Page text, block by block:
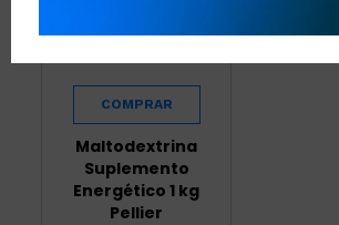
Maltodextrina
Suplemento
Energético 1 kg
Pellier